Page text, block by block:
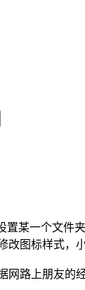
置某一个文
图标样式，
路上朋友的